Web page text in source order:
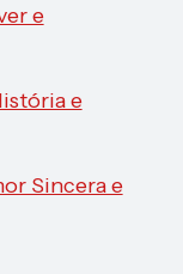
e
e
Sincera e